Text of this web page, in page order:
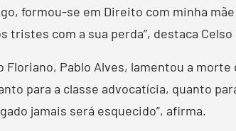
formou-se em Direito com minha
tristes com a sua perda”, destaca
Floriano, Pablo Alves, lamentou a
para a classe advocatícia, quanto
jamais será esquecido”, afirma.